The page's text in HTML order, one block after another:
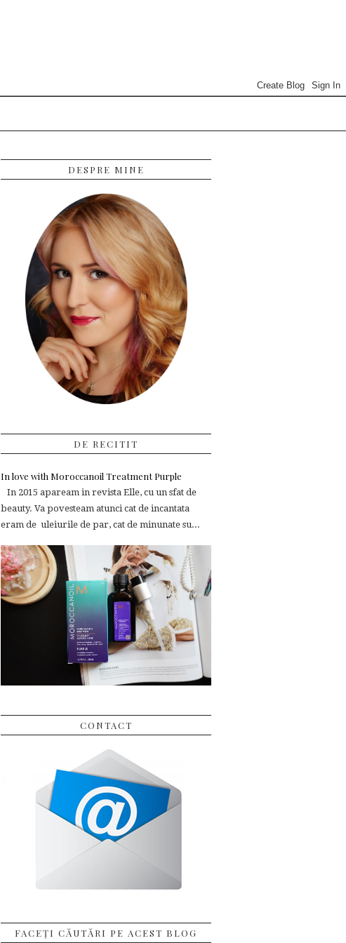
DESPRE MINE
DE RECITIT
In love with Moroccanoil Treatment Purple
In 2015 apaream in revista Elle, cu un sfat de
beauty. Va povesteam atunci cat de incantata
eram de uleiurile de par, cat de minunate su...
CONTACT
FACEȚI CĂUTĂRI PE ACEST BLOG